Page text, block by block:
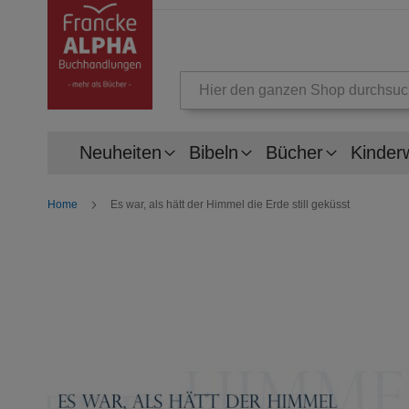
Neuheiten Bibeln Bücher
Home Es war, als hätt der Himmel die Erde still geküsst